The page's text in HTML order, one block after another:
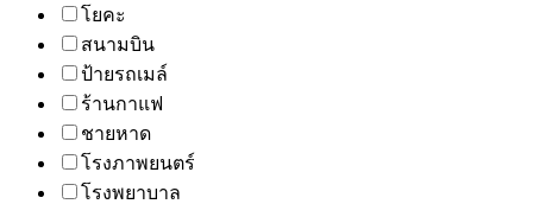
โยคะ
สนามบิน
ป้ายรถเมล์
ร้านกาแฟ
ชายหาด
โรงภาพยนตร์
โรงพยาบาล